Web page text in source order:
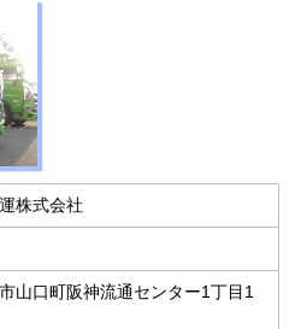
株式会社
山口町阪神流通センター1丁目1